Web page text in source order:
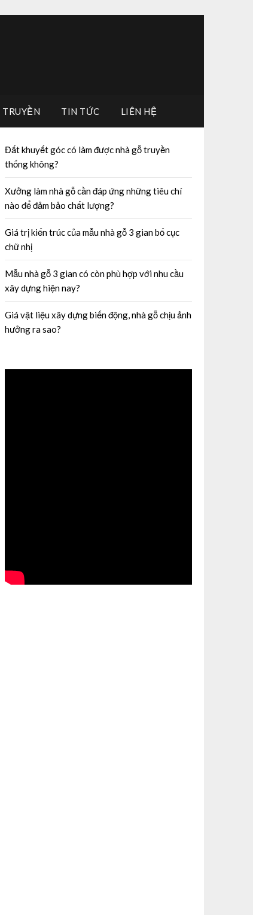
TRUYỀN TIN TỨC LIÊN HỆ
Đất khuyết góc có làm được nhà gỗ truyền
thống không?
Xưởng làm nhà gỗ cần đáp ứng những tiêu chí
nào để đảm bảo chất lượng?
Giá trị kiến trúc của mẫu nhà gỗ 3 gian bố cục
chữ nhị
Mẫu nhà gỗ 3 gian có còn phù hợp với nhu cầu
xây dựng hiện nay?
Giá vật liệu xây dựng biến động, nhà gỗ chịu ảnh
hưởng ra sao?